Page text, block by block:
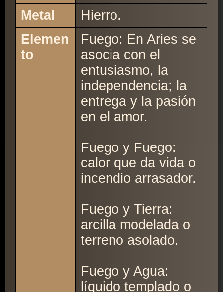
Metal
Hierro.
Elemen
to
Fuego: En Aries se
asocia con el
entusiasmo, la
independencia; la
entrega y la pasión
en el amor.
Fuego y Fuego:
calor que da vida o
incendio arrasador.
Fuego y Tierra:
arcilla modelada o
terreno asolado.
Fuego y Agua:
líquido templado o